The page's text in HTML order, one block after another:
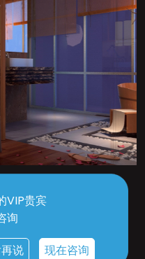
VIP贵宾
询
说
现在咨询